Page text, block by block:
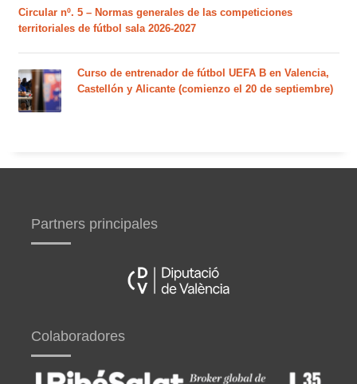
Circular nº. 5 – Normas generales de las competiciones
territoriales de fútbol sala 2026-2027
Curso de entrenador de fútbol UEFA B en Valencia,
Castellón y Alicante (comienzo el 20 de septiembre)
Partners principales
Colaboradores